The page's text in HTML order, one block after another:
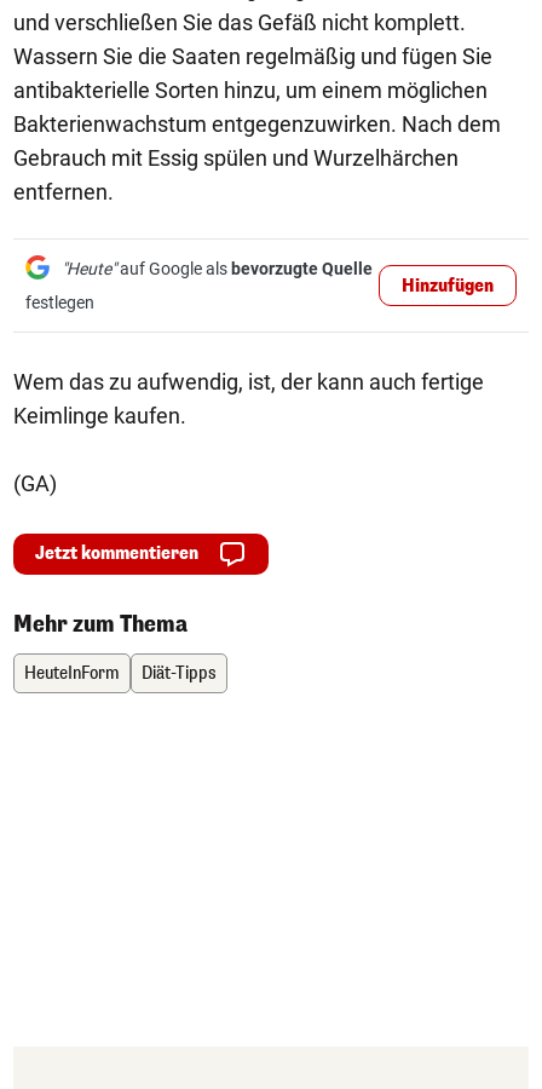
und verschließen Sie das Gefäß nicht komplett.
Wassern Sie die Saaten regelmäßig und fügen Sie
antibakterielle Sorten hinzu, um einem möglichen
Bakterienwachstum entgegenzuwirken. Nach dem
Gebrauch mit Essig spülen und Wurzelhärchen
entfernen.
"Heute"auf Google als bevorzugte Quelle
festlegen
Hinzufügen
Wem das zu aufwendig, ist, der kann auch fertige
Keimlinge kaufen.
(GA)
Jetzt kommentieren
Mehr zum Thema
HeuteInForm Diät-Tipps